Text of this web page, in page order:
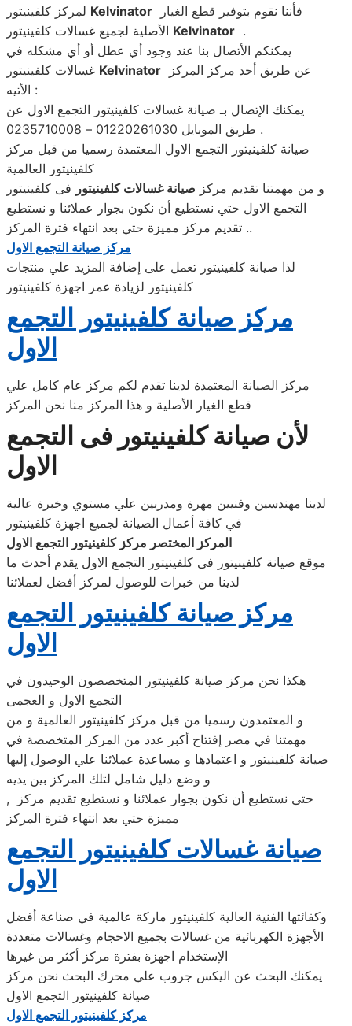
Kelvinator
Kelvinator .
يمكنكم الأتصال بنا عند وجود أي عطل أو أي مشكله في
Kelvinator
الأتيه :
يمكنك الإتصال بـ صيانة غسالات كلفينيتور التجمع الاول عن
طريق الموبايل 01220261030 – 0235710008 .
صيانة كلفينيتور التجمع الاول المعتمدة رسميا من قبل مركز
كلفينيتور العالمية
و من مهمتنا تقديم مركز صيانة غسالات كلفينيتور فى كلفينيتور
التجمع الاول حتي نستطيع أن نكون بجوار عملائنا و نستطيع
تقديم مركز مميزة حتي بعد انتهاء فترة المركز ..
مركز صيانة التجمع الاول
لذا صيانة كلفينيتور تعمل على إضافة المزيد علي منتجات
كلفينيتور لزيادة عمر اجهزة كلفينيتور
مركز صيانة كلفينيتور التجمع
الاول
مركز الصيانة المعتمدة لدينا تقدم لكم مركز عام كامل علي
قطع الغيار الأصلية و هذا المركز منا نحن المركز
لأن صيانة كلفينيتور فى التجمع
الاول
لدينا مهندسين وفنيين مهرة ومدربين علي مستوي وخبرة عالية
في كافة أعمال الصيانة لجميع اجهزة كلفينيتور
المركز المختصر مركز كلفينيتور التجمع الاول
موقع صيانة كلفينيتور فى كلفينيتور التجمع الاول يقدم أحدث ما
لدينا من خبرات للوصول لمركز أفضل لعملائنا
مركز صيانة كلفينيتور التجمع
الاول
هكذا نحن مركز صيانة كلفينيتور المتخصصون الوحيدون في
التجمع الاول و العجمى
و المعتمدون رسميا من قبل مركز كلفينيتور العالمية و من
مهمتنا في مصر إفتتاح أكبر عدد من المركز المتخصصة في
صيانة كلفينيتور و اعتمادها و مساعدة عملائنا علي الوصول إليها
و وضع دليل شامل لتلك المركز بين يديه
, حتى نستطيع أن نكون بجوار عملائنا و نستطيع تقديم مركز
مميزة حتي بعد انتهاء فترة المركز
صيانة غسالات كلفينيتور التجمع
الاول
وكفائتها الفنية العالية كلفينيتور ماركة عالمية في صناعة أفضل
الأجهزة الكهربائية من غسالات بجميع الاحجام وغسالات متعددة
الإستخدام اجهزة بفترة مركز أكثر من غيرها
يمكنك البحث عن اليكس جروب علي محرك البحث نحن مركز
صيانة كلفينيتور التجمع الاول
مركز كلفينيتور التجمع الاول